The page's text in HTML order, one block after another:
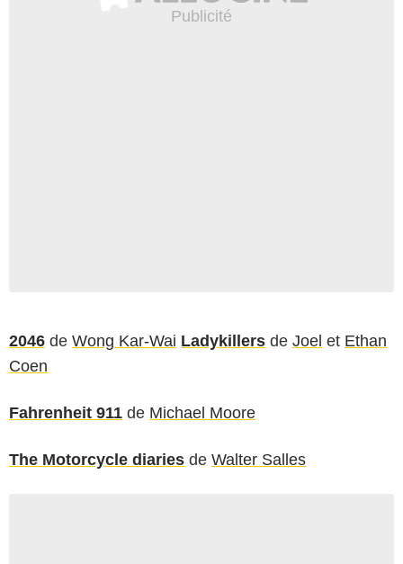
2046 de Wong Kar-Wai Ladykillers de Joel et Ethan
Coen
Fahrenheit 911 de Michael Moore
The Motorcycle diaries de Walter Salles